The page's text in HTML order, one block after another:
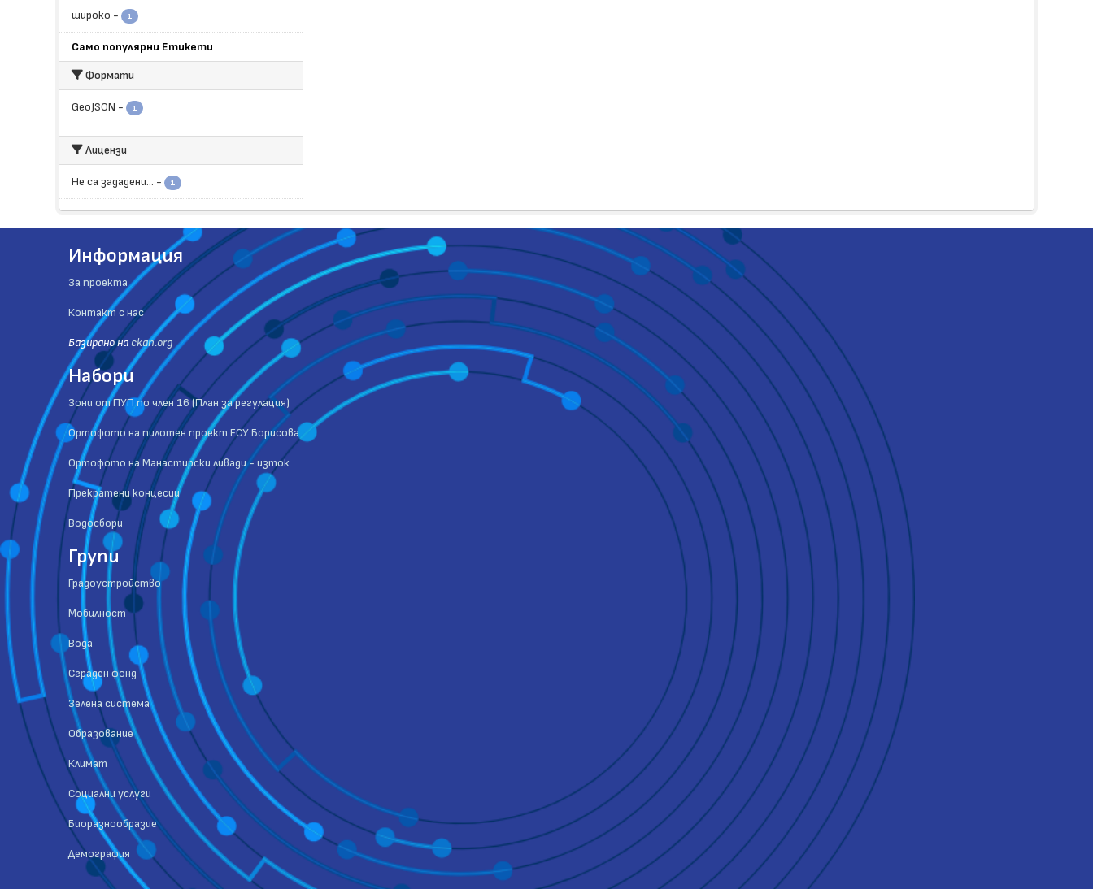
широко - 1
Само популярни Етикети
Формати
GeoJSON - 1
Лицензи
Не са зададени... - 1
Информация
За проекта
Контакт с нас
Базиранo на ckan.org
Набори
Зони от ПУП по член 16 (План за регулация)
Ортофото на пилотен проект ЕСУ Борисова
Ортофото на Манастирски ливади - изток
Прекратени концесии
Водосбори
Групи
Градоустройство
Мобилност
Вода
Сграден фонд
Зелена система
Образование
Климат
Социални услуги
Биоразнообразие
Демография